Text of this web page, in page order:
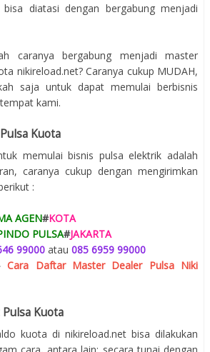
diatasi dengan bergabung menjadi
caranya bergabung menjadi master
nikireload.net? Caranya cukup MUDAH,
saja untuk dapat memulai berbisnis
kami.
Kuota
memulai bisnis pulsa elektrik adalah
caranya cukup dengan mengirimkan
:
AGEN#KOTA
PULSA#JAKARTA
99000 atau 085 6959 99000
Cara Daftar Master Dealer Pulsa Niki
Kuota
kuota di nikireload.net bisa dilakukan